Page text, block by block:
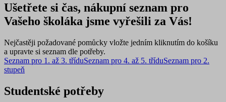
Ušetřete si čas, nákupní seznam pro
Vašeho školáka jsme vyřešili za Vás!
Nejčastěji požadované pomůcky vložte jedním kliknutím do košíku
a upravte si seznam dle potřeby.
Seznam pro 1. až 3. tříduSeznam pro 4. až 5. tříduSeznam pro 2.
stupeň
Studentské potřeby